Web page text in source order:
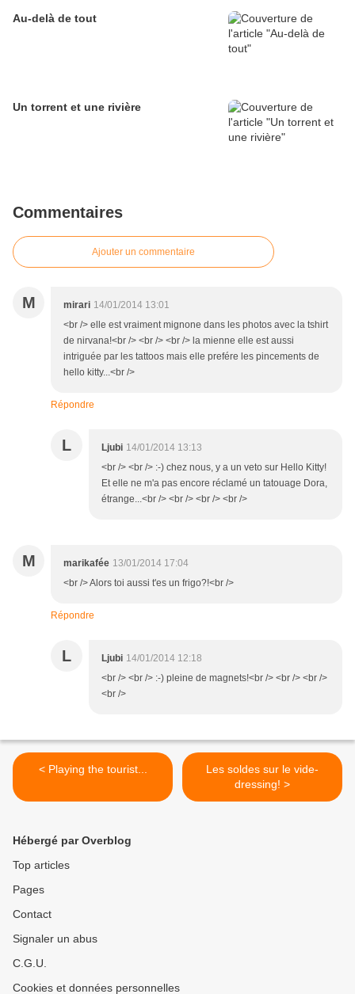
Au-delà de tout
Un torrent et une rivière
Commentaires
Ajouter un commentaire
M mirari 14/01/2014 13:01
<br /> elle est vraiment mignone dans les photos avec la tshirt
de nirvana!<br /> <br /> <br /> la mienne elle est aussi
intriguée par les tattoos mais elle prefére les pincements de
hello kitty...<br />
Répondre
L Ljubi 14/01/2014 13:13
<br /> <br /> :-) chez nous, y a un veto sur Hello Kitty!
Et elle ne m'a pas encore réclamé un tatouage Dora,
étrange...<br /> <br /> <br /> <br />
M marikafée 13/01/2014 17:04
<br /> Alors toi aussi t'es un frigo?!<br />
Répondre
L Ljubi 14/01/2014 12:18
<br /> <br /> :-) pleine de magnets!<br /> <br /> <br />
<br />
< Playing the tourist...
Les soldes sur le vide-
dressing! >
Hébergé par Overblog
Top articles
Pages
Contact
Signaler un abus
C.G.U.
Cookies et données personnelles